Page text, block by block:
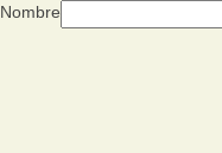
Nombre